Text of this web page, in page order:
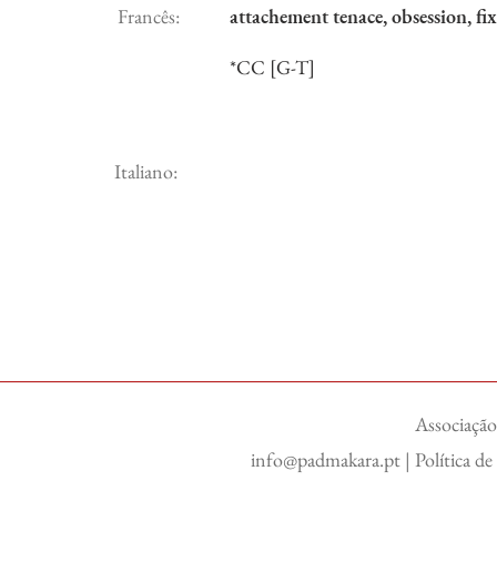
Francês:
attachement tenace, obsession,
*CC [G-T]
Italiano:
info@padmakara.pt | Política